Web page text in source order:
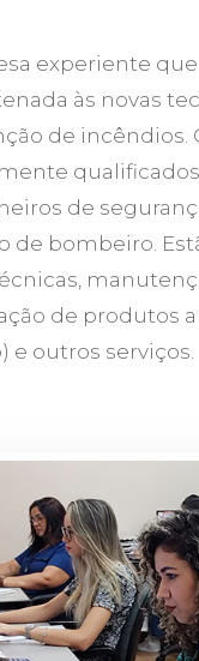
experiente que
às novas
de incêndios.
de
de bombeiro.
de produtos
e outros serviços.